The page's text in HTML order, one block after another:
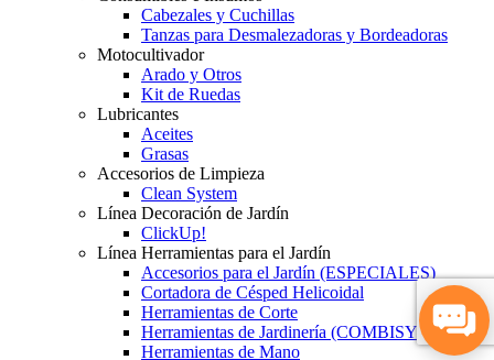
Cabezales y Cuchillas
Tanzas para Desmalezadoras y Bordeadoras
Motocultivador
Arado y Otros
Kit de Ruedas
Lubricantes
Aceites
Grasas
Accesorios de Limpieza
Clean System
Línea Decoración de Jardín
ClickUp!
Línea Herramientas para el Jardín
Accesorios para el Jardín (ESPECIALES)
Cortadora de Césped Helicoidal
Herramientas de Corte
Herramientas de Jardinería (COMBISYSTEM)
Herramientas de Mano